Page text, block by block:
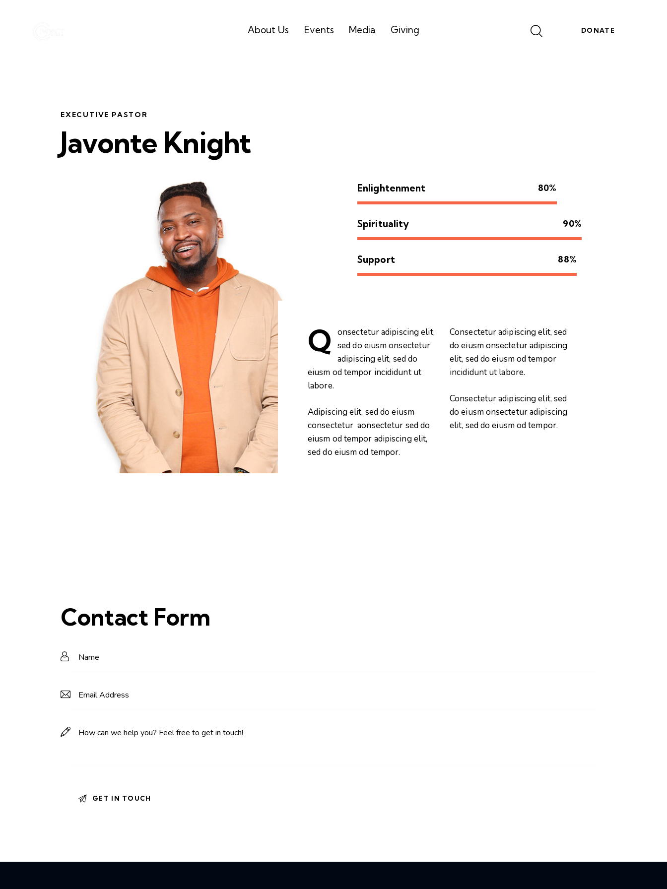
About Us Events Media Giving DONATE
EXECUTIVE PASTOR
Javonte Knight
Enlightenment 80%
Spirituality 90%
Support 88%
Q
onsectetur adipiscing elit,
sed do eiusm onsectetur
adipiscing elit, sed do
eiusm od tempor incididunt ut
labore.
Adipiscing elit, sed do eiusm
consectetur aonsectetur sed do
eiusm od tempor adipiscing elit,
sed do eiusm od tempor.
Consectetur adipiscing elit, sed
do eiusm onsectetur adipiscing
elit, sed do eiusm od tempor
incididunt ut labore.
Consectetur adipiscing elit, sed
do eiusm onsectetur adipiscing
elit, sed do eiusm od tempor.
Contact Form